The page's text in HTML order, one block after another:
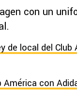
con un
de local del
con